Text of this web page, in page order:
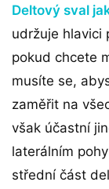
Deltový sval
udržuje hlavici
pokud chcete
musíte se,
zaměřit na
však účastní
laterálním
střední část